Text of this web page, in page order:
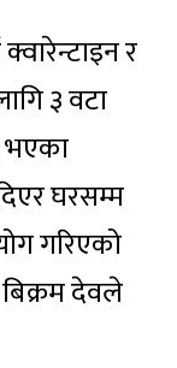
र
३ वटा
भएका
घरसम्म
गरिएको
देवले